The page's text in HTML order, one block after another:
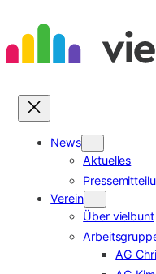
Inhalt
springen
News
Aktuelles
Verein
Über vielbunt
AG